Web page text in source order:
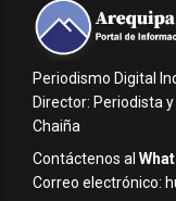
Periodismo Digital
Director: Periodista
Chaiña
Contáctenos al
Correo electrónico: